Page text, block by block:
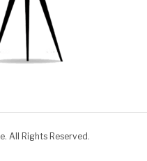
All Rights Reserved.